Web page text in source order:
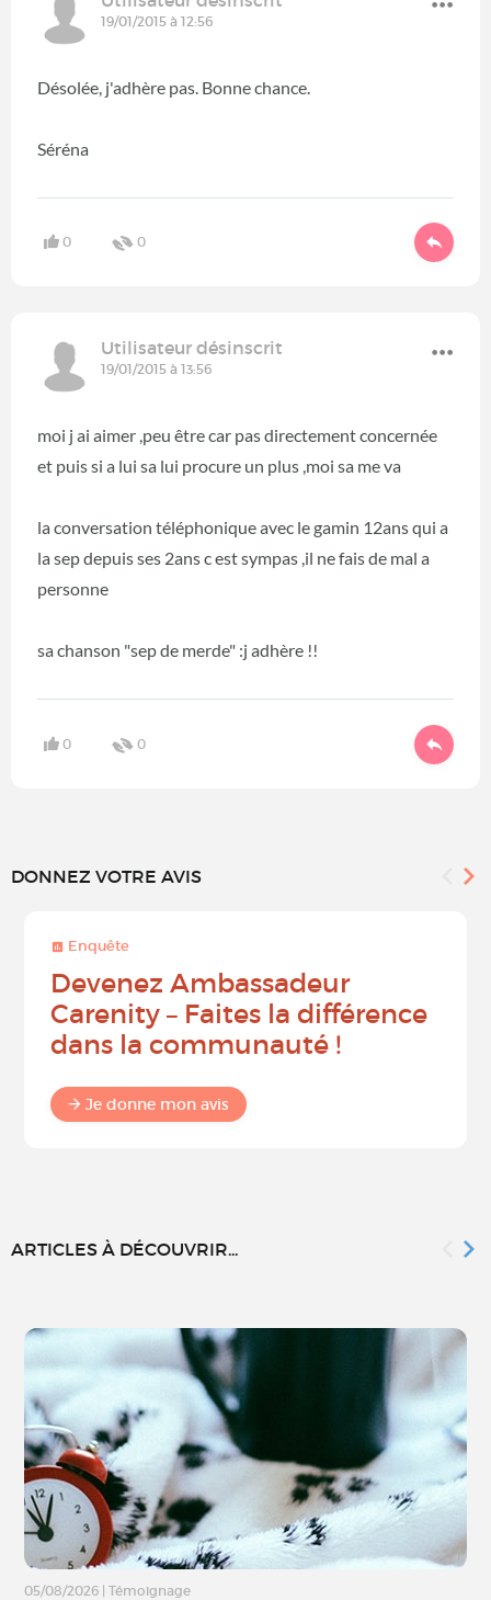
19/01/2015 à 12:56
Désolée, j'adhère pas. Bonne chance.
Séréna
0 0
Utilisateur désinscrit
19/01/2015 à 13:56
moi j ai aimer ,peu être car pas directement concernée
et puis si a lui sa lui procure un plus ,moi sa me va
la conversation téléphonique avec le gamin 12ans qui a
la sep depuis ses 2ans c est sympas ,il ne fais de mal a
personne
sa chanson "sep de merde" :j adhère !!
0 0
DONNEZ VOTRE AVIS
Enquête
Devenez Ambassadeur
Carenity – Faites la différence
dans la communauté !
Je donne mon avis
ARTICLES À DÉCOUVRIR...
05/08/2026 | Témoignage